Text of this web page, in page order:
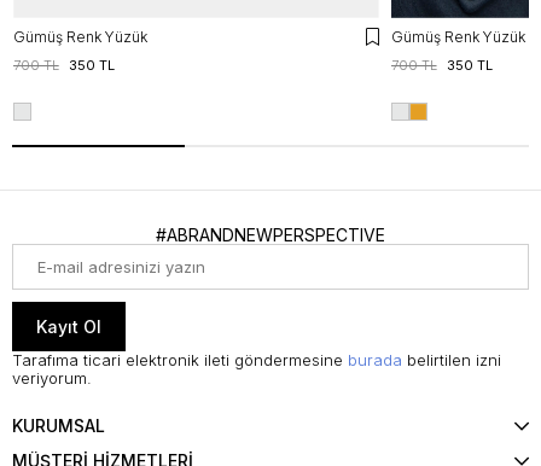
Gümüş Renk Yüzük
350 TL
700 TL
Gümüş Renk Yüzük
350 TL
700 TL
#ABRANDNEWPERSPECTIVE
Kayıt Ol
Tarafıma ticari elektronik ileti göndermesine burada belirtilen izni
veriyorum.
KURUMSAL
MÜŞTERİ HİZMETLERİ